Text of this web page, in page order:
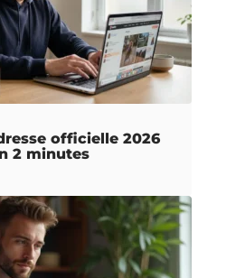
officielle 2026
2 minutes